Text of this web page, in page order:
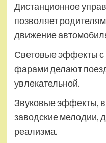
Дистанционное
позволяет
движение
Световые эффекты с
фарами делают
увлекательной.
Звуковые эффекты,
заводские мелодии,
реализма.